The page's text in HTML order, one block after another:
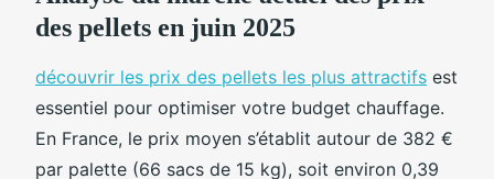
des pellets en juin 2025
découvrir les prix des pellets les plus attractifs est
essentiel pour optimiser votre budget chauffage.
En France, le prix moyen s’établit autour de 382 €
par palette (66 sacs de 15 kg), soit environ 0,39